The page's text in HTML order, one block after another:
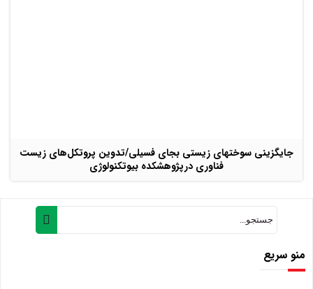
جایگزینی سوختهای زیستی بجای فسیلی/تدوین پروتکل‌های زیست
فناوری درپژوهشکده بیوتکنولوژی
منو سریع